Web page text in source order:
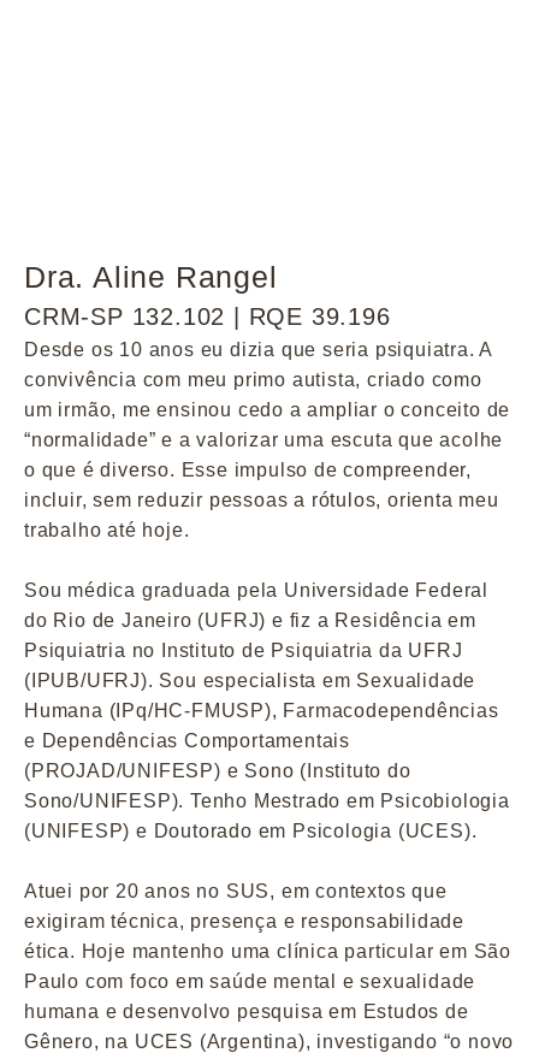
Dra. Aline Rangel
CRM-SP 132.102 | RQE 39.196
Desde os 10 anos eu dizia que seria psiquiatra. A
convivência com meu primo autista, criado como
um irmão, me ensinou cedo a ampliar o conceito de
“normalidade” e a valorizar uma escuta que acolhe
o que é diverso. Esse impulso de compreender,
incluir, sem reduzir pessoas a rótulos, orienta meu
trabalho até hoje.
Sou médica graduada pela Universidade Federal
do Rio de Janeiro (UFRJ) e fiz a Residência em
Psiquiatria no Instituto de Psiquiatria da UFRJ
(IPUB/UFRJ). Sou especialista em Sexualidade
Humana (IPq/HC-FMUSP), Farmacodependências
e Dependências Comportamentais
(PROJAD/UNIFESP) e Sono (Instituto do
Sono/UNIFESP). Tenho Mestrado em Psicobiologia
(UNIFESP) e Doutorado em Psicologia (UCES).
Atuei por 20 anos no SUS, em contextos que
exigiram técnica, presença e responsabilidade
ética. Hoje mantenho uma clínica particular em São
Paulo com foco em saúde mental e sexualidade
humana e desenvolvo pesquisa em Estudos de
Gênero, na UCES (Argentina), investigando “o novo